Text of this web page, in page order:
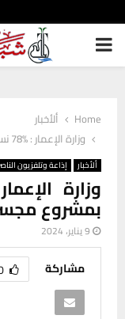
PRIMARY
Home
ألأخبار
وزارة الإعمار : 78‎%‎ نسب انجاز العمل بمشروع مجسر الإسكان في ذي قار
ألأخبار إذاعة وتلفزيون
بمشروع
9 يناير، 2024
مشاركة